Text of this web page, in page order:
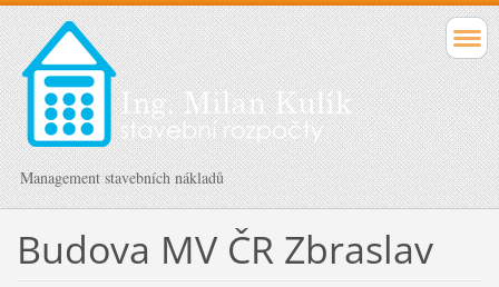
Management stavebních nákladů
Budova MV ČR Zbraslav